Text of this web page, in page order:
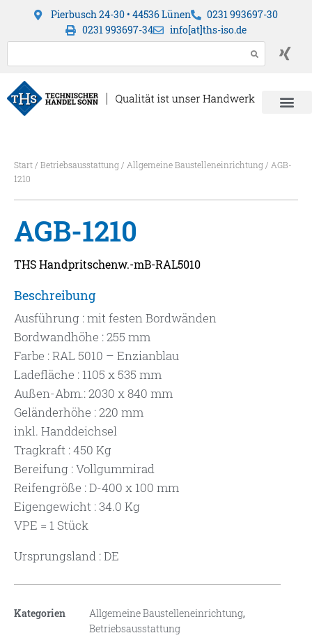
Pierbusch 24-30 • 44536 Lünen
0231 993697-30
0231 993697-34
info[at]ths-iso.de
Start/ Betriebsausstattung/ Allgemeine Baustelleneinrichtung/ AGB-
1210
AGB-1210
THS Handpritschenw.-mB-RAL5010
Beschreibung
Ausführung : mit festen Bordwänden
Bordwandhöhe : 255 mm
Farbe : RAL 5010 – Enzianblau
Ladefläche : 1105 x 535 mm
Außen-Abm.: 2030 x 840 mm
Geländerhöhe : 220 mm
inkl. Handdeichsel
Tragkraft : 450 Kg
Bereifung : Vollgummirad
Reifengröße : D-400 x 100 mm
Eigengewicht : 34.0 Kg
VPE = 1 Stück
Ursprungsland : DE
Kategorien Allgemeine Baustelleneinrichtung,
Betriebsausstattung